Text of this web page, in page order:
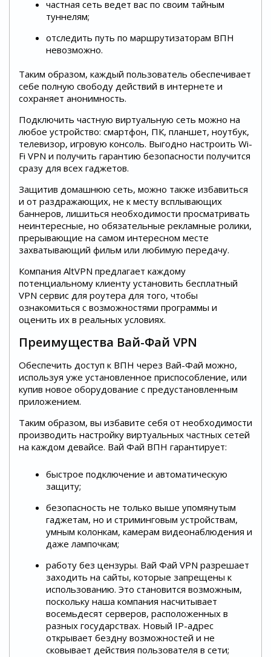
частная сеть ведет вас по своим тайным
туннелям;
отследить путь по маршрутизаторам ВПН
невозможно.
Таким образом, каждый пользователь обеспечивает
себе полную свободу действий в интернете и
сохраняет анонимность.
Подключить частную виртуальную сеть можно на
любое устройство: смартфон, ПК, планшет, ноутбук,
телевизор, игровую консоль. Выгодно настроить Wi-
Fi VPN и получить гарантию безопасности получится
сразу для всех гаджетов.
Защитив домашнюю сеть, можно также избавиться
и от раздражающих, не к месту всплывающих
баннеров, лишиться необходимости просматривать
неинтересные, но обязательные рекламные ролики,
прерывающие на самом интересном месте
захватывающий фильм или любимую передачу.
Компания AltVPN предлагает каждому
потенциальному клиенту установить бесплатный
VPN сервис для роутера для того, чтобы
ознакомиться с возможностями программы и
оценить их в реальных условиях.
Преимущества Вай-Фай VPN
Обеспечить доступ к ВПН через Вай-Фай можно,
используя уже установленное приспособление, или
купив новое оборудование с предустановленным
приложением.
Таким образом, вы избавите себя от необходимости
производить настройку виртуальных частных сетей
на каждом девайсе. Вай Фай ВПН гарантирует:
быстрое подключение и автоматическую
защиту;
безопасность не только выше упомянутым
гаджетам, но и стриминговым устройствам,
умным колонкам, камерам видеонаблюдения и
даже лампочкам;
работу без цензуры. Вай Фай VPN разрешает
заходить на сайты, которые запрещены к
использованию. Это становится возможным,
поскольку наша компания насчитывает
восемьдесят серверов, расположенных в
разных государствах. Новый IP-адрес
открывает бездну возможностей и не
сковывает действия пользователя в сети;